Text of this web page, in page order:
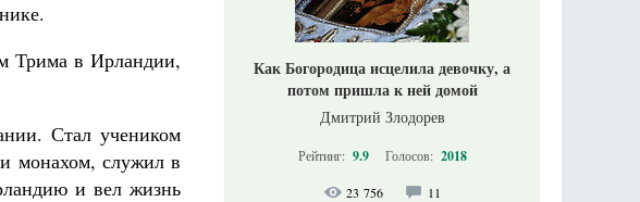
Трима в Ирландии,
Стал учеником
монахом, служил в
и вел жизнь
Как Богородица исцелила девочку, а
потом пришла к ней домой
Дмитрий Злодорев
Рейтинг: 9.9 Голосов: 2018
23 756 11